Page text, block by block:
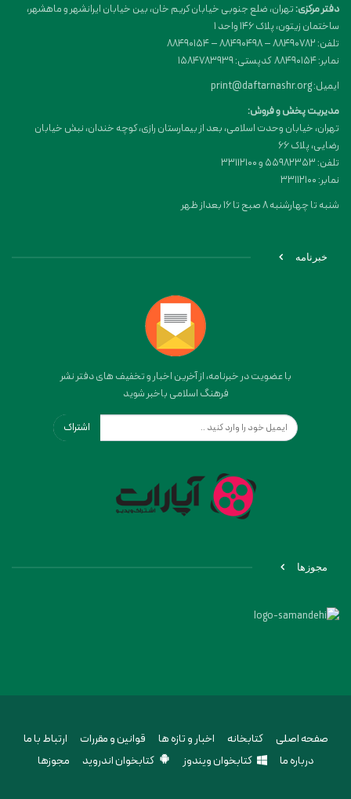
دفتر مرکزی:تهران، ضلع جنوبی خیابان کریم خان، بین خیابان ایرانشهر و ماهشهر،
ساختمان زیتون، پلاک 146 واحد 1
تلفن: 88490782 – 88490498 – 88490154
نمابر: 88490154 کدپستی: 1584783939
ایمیل: print@daftarnashr.org
مدیریت پخش و فروش:
تهران، خیابان وحدت اسلامی، بعد از بیمارستان رازی، کوچه خندان، نبش خیابان
رضایی، پلاک ۶۶
تلفن: 55982353 و 33112100
نمابر: 33112100
شنبه تا چهارشنبه 8 صبح تا 16 بعداز ظهر
خبرنامه
با عضویت در خبرنامه، از آخرین اخبار و تخفیف های دفتر نشر
فرهنگ اسلامی باخبر شوید
اشتراک
مجوزها
صفحه اصلی کتابخانه اخبار و تازه ها قوانین و مقررات
ارتباط با ما
درباره ما
کتابخوان ویندوز کتابخوان اندروید مجوزها